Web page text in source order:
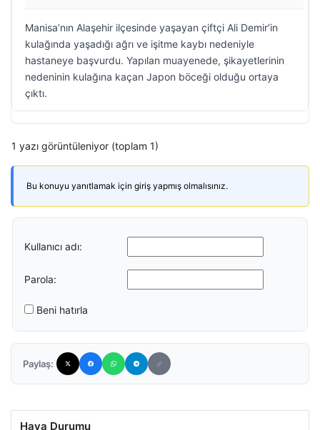
Manisa’nın Alaşehir ilçesinde yaşayan çiftçi Ali Demir’in
kulağında yaşadığı ağrı ve işitme kaybı nedeniyle
hastaneye başvurdu. Yapılan muayenede, şikayetlerinin
nedeninin kulağına kaçan Japon böceği olduğu ortaya
çıktı.
1 yazı görüntüleniyor (toplam 1)
Bu konuyu yanıtlamak için giriş yapmış olmalısınız.
Kullanıcı adı:
Parola:
Beni hatırla
Paylaş:
Hava Durumu